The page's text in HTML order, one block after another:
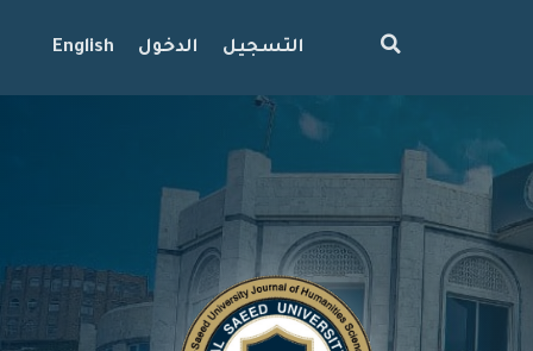
التسجيل الدخول English